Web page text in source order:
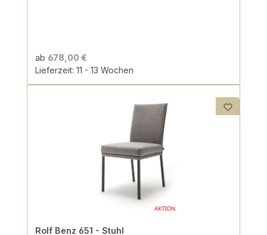
ab 678,00 €
Lieferzeit: 11 - 13 Wochen
Rolf Benz 651 - Stuhl